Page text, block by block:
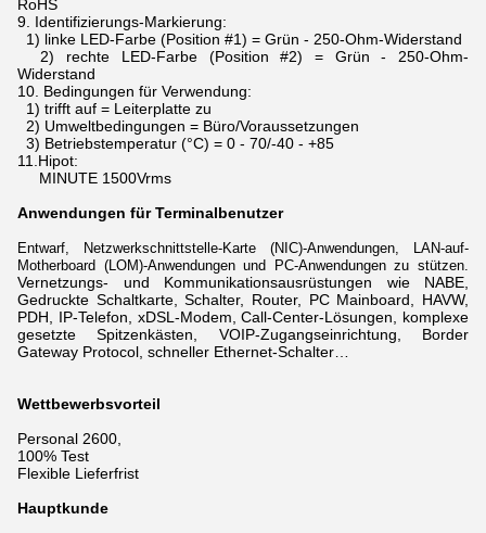
RoHS
9. Identifizierungs-Markierung:
1) linke LED-Farbe (Position #1) = Grün - 250-Ohm-Widerstand
2) rechte LED-Farbe (Position #2) = Grün - 250-Ohm-
Widerstand
10. Bedingungen für Verwendung:
1) trifft auf = Leiterplatte zu
2) Umweltbedingungen = Büro/Voraussetzungen
3) Betriebstemperatur (°C) = 0 - 70/-40 - +85
11.Hipot:
MINUTE 1500Vrms
Anwendungen für Terminalbenutzer
Entwarf, Netzwerkschnittstelle-Karte (NIC)-Anwendungen, LAN-auf-
Motherboard (LOM)-Anwendungen und PC-Anwendungen zu stützen.
Vernetzungs- und Kommunikationsausrüstungen wie NABE,
Gedruckte Schaltkarte, Schalter, Router, PC Mainboard, HAVW,
PDH, IP-Telefon, xDSL-Modem, Call-Center-Lösungen, komplexe
gesetzte Spitzenkästen, VOIP-Zugangseinrichtung, Border
Gateway Protocol, schneller Ethernet-Schalter…
Wettbewerbsvorteil
Personal 2600,
100% Test
Flexible Lieferfrist
Hauptkunde